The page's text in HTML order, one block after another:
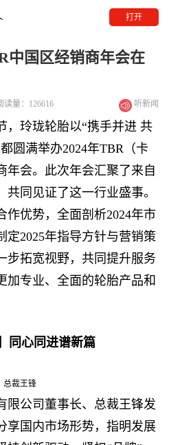
打开
中国区经销商年会在
读量：126616 听新闻
，玲珑轮胎以“携手并进 共
圆满举办2024年TBR（卡
年会。此次年会汇聚了来自
同见证了这一行业盛事。
作优势，全面剖析2024年市
定2025年指导方针与营销策
步拓宽视野，共同提升服务
加专业、全面的轮胎产品和
同心同进谱新篇
总裁王锋
限公司董事长、总裁王锋发
享国内市场形势，指明发展